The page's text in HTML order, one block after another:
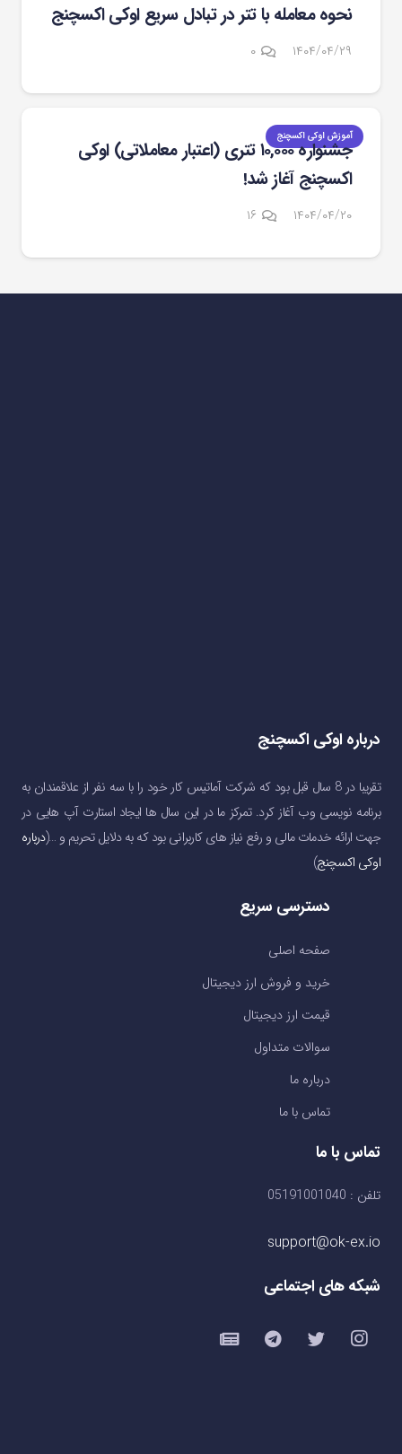
نحوه معامله با تتر در تبادل سریع اوکی ‌اکسچنج
۱۴۰۴/۰۴/۲۹ ۰
آموزش اوکی اکسچنج
جشنواره ۱۰,۰۰۰ تتری (اعتبار معاملاتی) اوکی
اکسچنج آغاز شد!
۱۴۰۴/۰۴/۲۰ ۱۶دیدگاه
درباره اوکی اکسچنج
تقریبا در 8 سال قبل بود که شرکت آماتیس کار خود را با سه نفر از علاقمندان به
برنامه نویسی وب آغاز کرد. تمرکز ما در این سال ها ایجاد استارت آپ هایی در
جهت ارائه خدمات مالی و رفع نیاز های کاربرانی بود که به دلایل تحریم و …(درباره
اوکی اکسچنج)
دسترسی سریع
صفحه اصلی
خرید و فروش ارز دیجیتال
قیمت ارز دیجیتال
سوالات متداول
درباره ما
تماس با ما
تماس با ما
تلفن : 05191001040
support@ok-ex.io
شبکه های اجتماعی